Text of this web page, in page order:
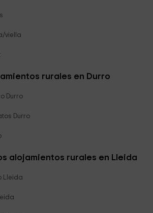
viella
rurales en Durro
Durro
Durro
alojamientos rurales en Lleida
Lleida